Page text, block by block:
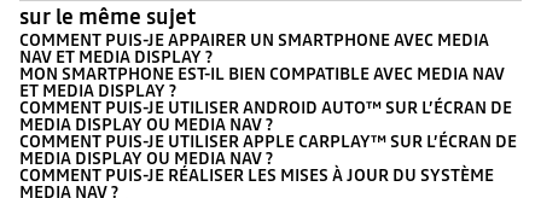
sur le même sujet
COMMENT PUIS-JE APPAIRER UN SMARTPHONE AVEC MEDIA
NAV ET MEDIA DISPLAY ?
MON SMARTPHONE EST-IL BIEN COMPATIBLE AVEC MEDIA NAV
ET MEDIA DISPLAY ?
COMMENT PUIS-JE UTILISER ANDROID AUTO™ SUR L’ÉCRAN DE
MEDIA DISPLAY OU MEDIA NAV ?
COMMENT PUIS-JE UTILISER APPLE CARPLAY™ SUR L’ÉCRAN DE
MEDIA DISPLAY OU MEDIA NAV ?
COMMENT PUIS-JE RÉALISER LES MISES À JOUR DU SYSTÈME
MEDIA NAV ?